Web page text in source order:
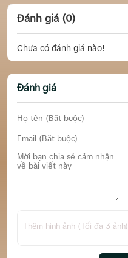
Đánh giá (0)
Chưa có đánh giá nào!
Đánh giá
Thêm hình ảnh (Tối đa 3 ảnh)